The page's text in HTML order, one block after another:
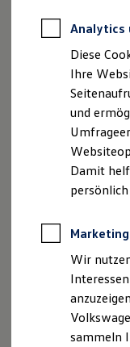
Anpfiff
Elektromobilität
ID.
ID.
Reichweite
Batterie
Alte Altenberger
01744
Telefon: 03504 /
Fax: 03504 / 64
E-Mail:
USt.-ID:
Handelsregister:
Hinweis gemäß §
Wir sind zur
verpflichtet.
Analytics
Diese
Ihre
und
Damit
persönlich
Marketing
Wir
sammeln